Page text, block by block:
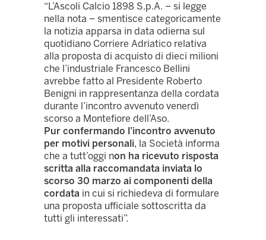
“L’Ascoli Calcio 1898 S.p.A. – si legge
nella nota – smentisce categoricamente
la notizia apparsa in data odierna sul
quotidiano Corriere Adriatico relativa
alla proposta di acquisto di dieci milioni
che l’industriale Francesco Bellini
avrebbe fatto al Presidente Roberto
Benigni in rappresentanza della cordata
durante l’incontro avvenuto venerdì
scorso a Montefiore dell’Aso.
Pur confermando l’incontro avvenuto
per motivi personali, la Società informa
che a tutt’oggi non ha ricevuto risposta
scritta alla raccomandata inviata lo
scorso 30 marzo ai componenti della
cordata in cui si richiedeva di formulare
una proposta ufficiale sottoscritta da
tutti gli interessati”.